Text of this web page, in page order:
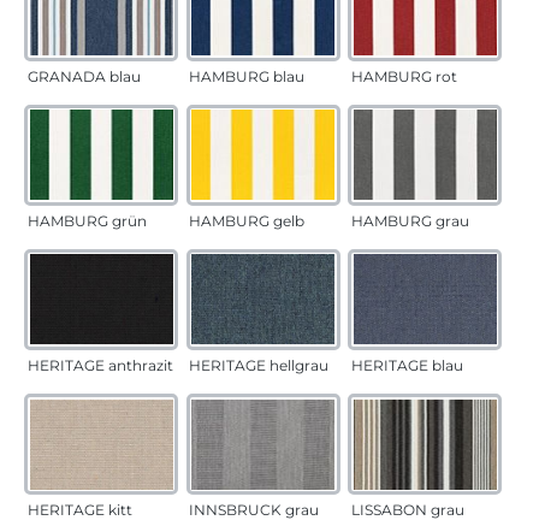
GRANADA blau HAMBURG blau HAMBURG rot
HAMBURG grün HAMBURG gelb HAMBURG grau
HERITAGE anthrazit HERITAGE hellgrau HERITAGE blau
HERITAGE kitt INNSBRUCK grau LISSABON grau